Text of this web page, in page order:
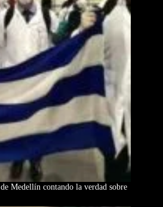
Medellín contando la verdad sobre